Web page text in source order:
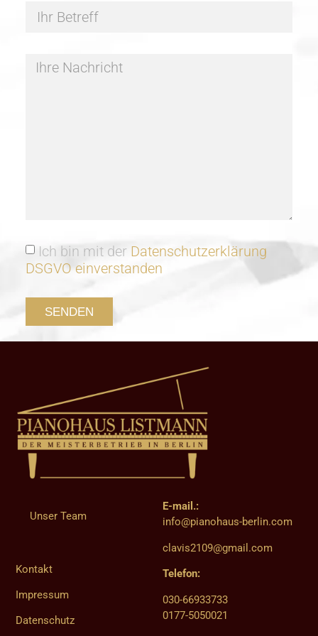
Ich bin mit der Datenschutzerklärung
DSGVO einverstanden
SENDEN
Unser Team
Kontakt
Impressum
Datenschutz
E-mail.:
info@pianohaus-berlin.com
clavis2109@gmail.com
Telefon:
030-66933733
0177-5050021